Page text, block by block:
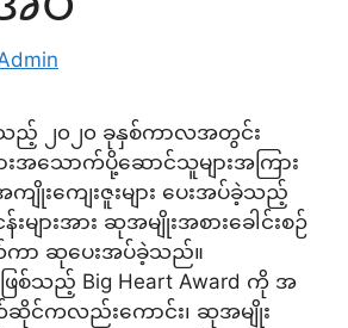
သည့် ၂၀၂၀ ခုနှစ်ကာလအတွင်း
းအသောက်ပို့ဆောင်သူများအကြား
ျိုးကျေးဇူးများ ပေးအပ်ခဲ့သည့်
ျားအား ဆုအမျိုးအစားခေါင်းစဉ်
ယ်ကာ ဆုပေးအပ်ခဲ့သည်။
ြစ်သည့် Big Heart Award ကို အ
ဆိုင်ကလည်းကောင်း၊ ဆုအမျိုး